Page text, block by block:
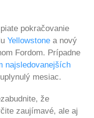
pokračovanie
Yellowstone a nový
Fordom. Prípadne
najsledovanejších
mesiac.
že
zaujímavé, ale aj